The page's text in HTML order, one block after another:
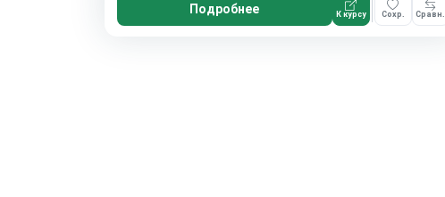
Подробнее К курсу Сохр. Сравн.